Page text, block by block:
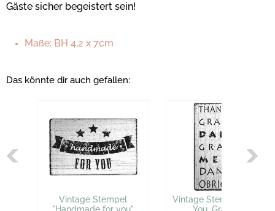
Gäste sicher begeistert sein!
Maße: BH 4,2 x 7cm
Das könnte dir auch gefallen:
Vintage Stempel
Vintage Stempel "Thank